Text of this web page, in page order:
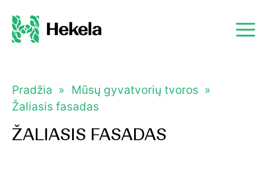
Pradžia
Mūsų gyvatvorių tvoros
Žaliasis fasadas
ŽALIASIS FASADAS